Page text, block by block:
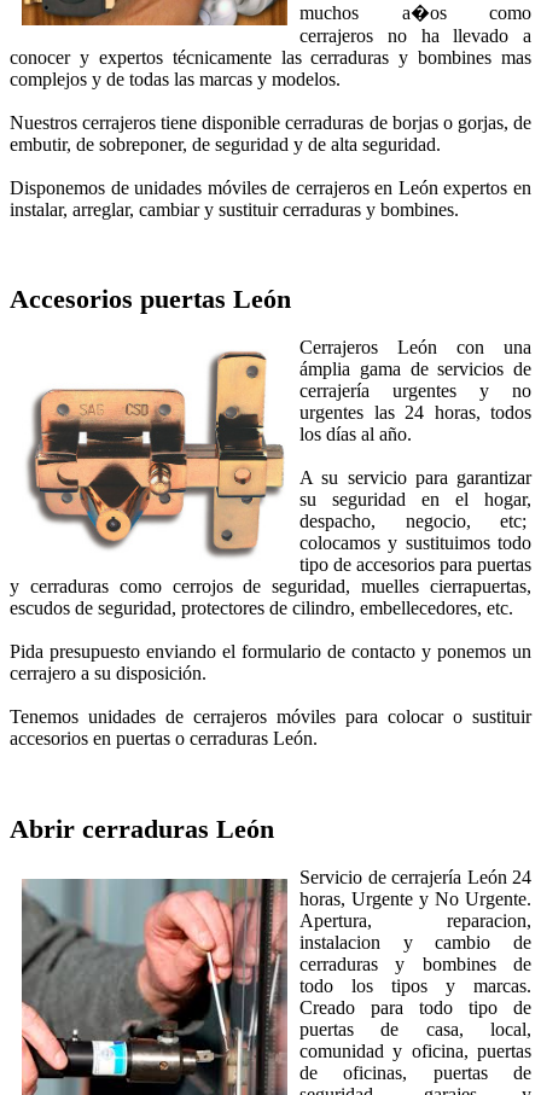
muchos a�os como
cerrajeros no ha llevado a
conocer y expertos técnicamente las cerraduras y bombines mas
complejos y de todas las marcas y modelos.
Nuestros cerrajeros tiene disponible cerraduras de borjas o gorjas, de
embutir, de sobreponer, de seguridad y de alta seguridad.
Disponemos de unidades móviles de cerrajeros en León expertos en
instalar, arreglar, cambiar y sustituir cerraduras y bombines.
Accesorios puertas León
Cerrajeros León con una
ámplia gama de servicios de
cerrajería urgentes y no
urgentes las 24 horas, todos
los días al año.
A su servicio para garantizar
su seguridad en el hogar,
despacho, negocio, etc;
colocamos y sustituimos todo
tipo de accesorios para puertas
y cerraduras como cerrojos de seguridad, muelles cierrapuertas,
escudos de seguridad, protectores de cilindro, embellecedores, etc.
Pida presupuesto enviando el formulario de contacto y ponemos un
cerrajero a su disposición.
Tenemos unidades de cerrajeros móviles para colocar o sustituir
accesorios en puertas o cerraduras León.
Abrir cerraduras León
Servicio de cerrajería León 24
horas, Urgente y No Urgente.
Apertura, reparacion,
instalacion y cambio de
cerraduras y bombines de
todo los tipos y marcas.
Creado para todo tipo de
puertas de casa, local,
comunidad y oficina, puertas
de oficinas, puertas de